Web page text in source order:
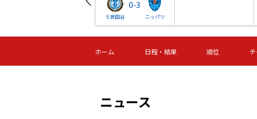
Ｓ世田谷
0-3
ニッパツ
-
第16節 09/05 (土) 15:00
ニッパツ
-
第16節 09/05 (土) 15:00
石人の星
-
試合結果 次節
ホーム 日程・結果 順位
ニュース